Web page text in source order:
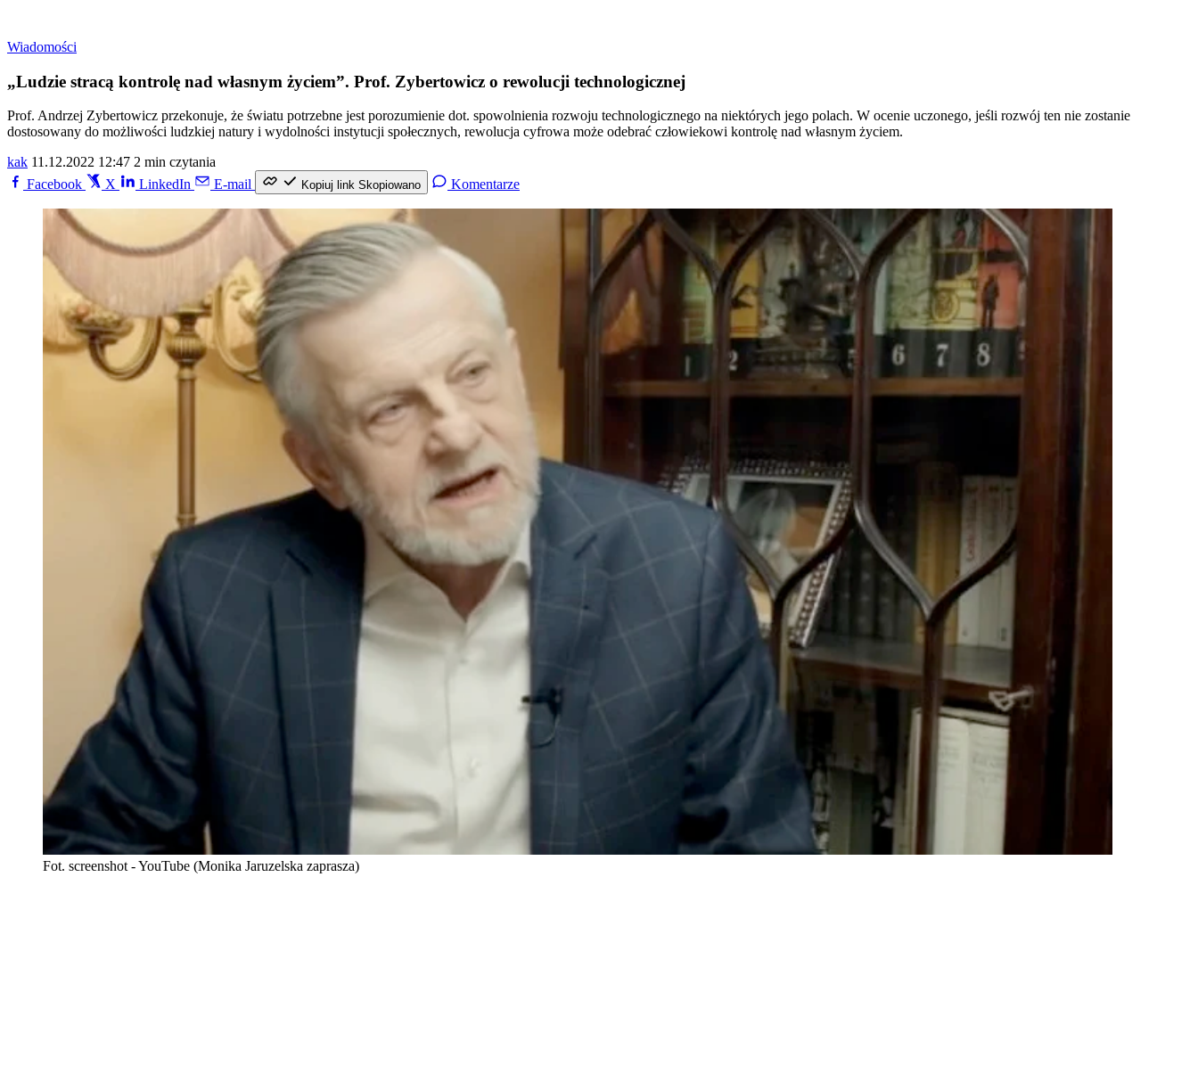
Wiadomości
„Ludzie stracą kontrolę nad własnym życiem”. Prof. Zybertowicz o rewolucji technologicznej
Prof. Andrzej Zybertowicz przekonuje, że światu potrzebne jest porozumienie dot. spowolnienia rozwoju technologicznego na niektórych jego polach. W ocenie uczonego, jeśli rozwój ten nie zostanie
dostosowany do możliwości ludzkiej natury i wydolności instytucji społecznych, rewolucja cyfrowa może odebrać człowiekowi kontrolę nad własnym życiem.
kak 11.12.2022 12:47 2 min czytania
Facebook
X LinkedIn E-mail Kopiuj link Skopiowano Komentarze
Fot. screenshot - YouTube (Monika Jaruzelska zaprasza)